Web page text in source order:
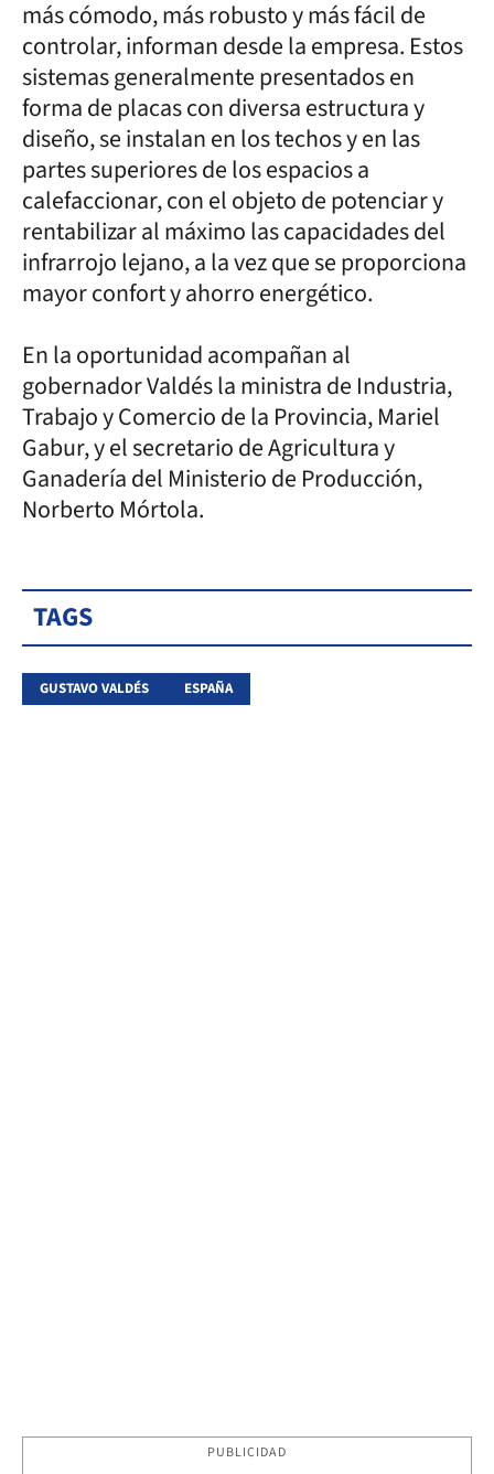
más cómodo, más robusto y más fácil de
controlar, informan desde la empresa. Estos
sistemas generalmente presentados en
forma de placas con diversa estructura y
diseño, se instalan en los techos y en las
partes superiores de los espacios a
calefaccionar, con el objeto de potenciar y
rentabilizar al máximo las capacidades del
infrarrojo lejano, a la vez que se proporciona
mayor confort y ahorro energético.
En la oportunidad acompañan al
gobernador Valdés la ministra de Industria,
Trabajo y Comercio de la Provincia, Mariel
Gabur, y el secretario de Agricultura y
Ganadería del Ministerio de Producción,
Norberto Mórtola.
TAGS
GUSTAVO VALDÉS ESPAÑA
PUBLICIDAD